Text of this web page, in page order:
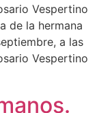
Vespertino
de la hermana
a las
Vespertino